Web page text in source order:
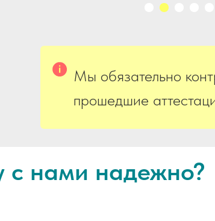
Мы обязательно
прошедшие
с нами надежно?